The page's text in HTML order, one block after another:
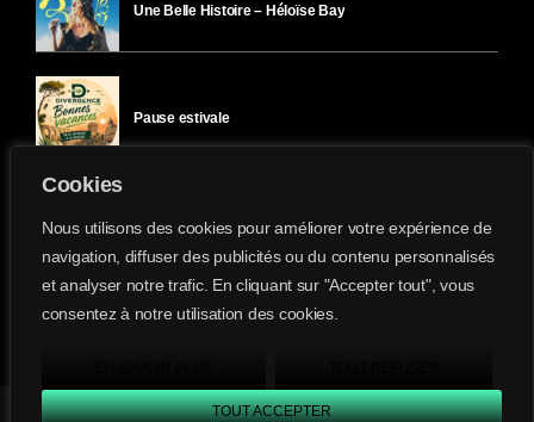
Cookies
Nous utilisons des cookies pour améliorer votre expérience de
navigation, diffuser des publicités ou du contenu personnalisés
et analyser notre trafic. En cliquant sur "Accepter tout", vous
consentez à notre utilisation des cookies.
TOUT ACCEPTER
Divergence FM
Une Belle Histoire – Héloïse Bay
Pause estivale
Ici l’Ombre – mardi 28 juillet